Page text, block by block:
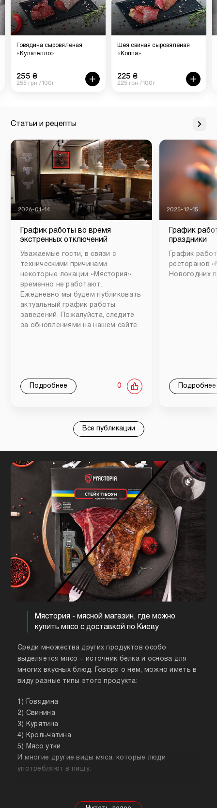
Говядина сыровяленая
«Кулателло»
255 ₴
255 грн /100г
Шея свиная сыровяленая
«Коппа»
225 ₴
225 грн /100г
Статьи и рецепты
2026-01-14
График работы во время
экстренных отключений
Уважаемые гости, в связи с
техническими причинами
некоторые локации «Мястория»
временно не работают.
Ежедневно мы будем публиковать
актуальный график работы
заведений. Пожалуйста, следите
за обновлениями на нашем сайте.
Подробнее 0
2025-12-15
График
праздники
График
ресторанов
Новогодних
Подробнее
Все публикации
Мястория - мясной магазин, где можно
купить мясо с доставкой по Киеву
Среди множества других продуктов особо
выделяется мясо – источник белка и основа для
многих вкусных блюд. Говоря о нем, можно иметь в
виду разные типы этого продукта:
1) Говядина
2) Свинина
3) Курятина
4) Крольчатина
5) Мясо утки
И многие другие виды мяса, которые люди
употребляют в пищу.
полезных свойствах. Важно понимать, что в